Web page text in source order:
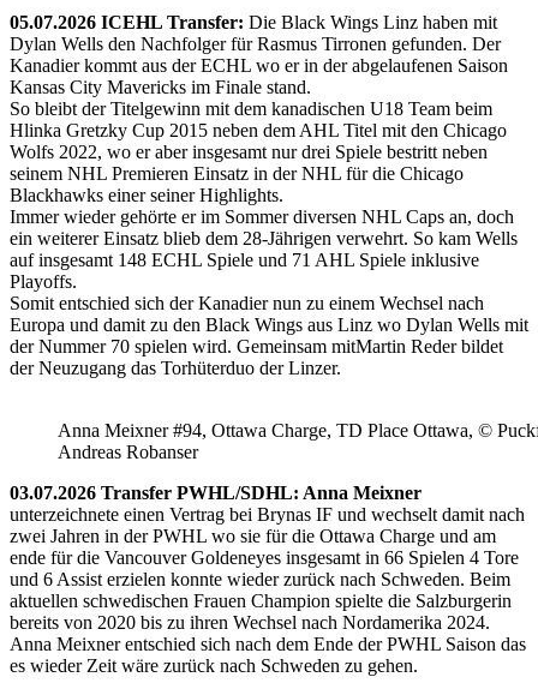
05.07.2026 ICEHL Transfer: Die Black Wings Linz haben mit
Dylan Wells den Nachfolger für Rasmus Tirronen gefunden. Der
Kanadier kommt aus der ECHL wo er in der abgelaufenen Saison
Kansas City Mavericks im Finale stand.
So bleibt der Titelgewinn mit dem kanadischen U18 Team beim
Hlinka Gretzky Cup 2015 neben dem AHL Titel mit den Chicago
Wolfs 2022, wo er aber insgesamt nur drei Spiele bestritt neben
seinem NHL Premieren Einsatz in der NHL für die Chicago
Blackhawks einer seiner Highlights.
Immer wieder gehörte er im Sommer diversen NHL Caps an, doch
ein weiterer Einsatz blieb dem 28-Jährigen verwehrt. So kam Wells
auf insgesamt 148 ECHL Spiele und 71 AHL Spiele inklusive
Playoffs.
Somit entschied sich der Kanadier nun zu einem Wechsel nach
Europa und damit zu den Black Wings aus Linz wo Dylan Wells mit
der Nummer 70 spielen wird. Gemeinsam mitMartin Reder bildet
der Neuzugang das Torhüterduo der Linzer.
Anna Meixner #94, Ottawa Charge, TD Place Ottawa, ©
Andreas Robanser
03.07.2026 Transfer PWHL/SDHL: Anna Meixner
unterzeichnete einen Vertrag bei Brynas IF und wechselt damit nach
zwei Jahren in der PWHL wo sie für die Ottawa Charge und am
ende für die Vancouver Goldeneyes insgesamt in 66 Spielen 4 Tore
und 6 Assist erzielen konnte wieder zurück nach Schweden. Beim
aktuellen schwedischen Frauen Champion spielte die Salzburgerin
bereits von 2020 bis zu ihren Wechsel nach Nordamerika 2024.
Anna Meixner entschied sich nach dem Ende der PWHL Saison das
es wieder Zeit wäre zurück nach Schweden zu gehen.